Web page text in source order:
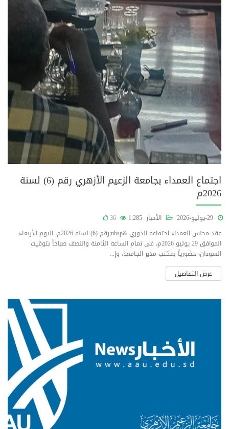
اجتماع العمداء بجامعة الزعيم الأزهري رقم (6) لسنة
2026م
الأخبار 1,285
36
عقد مجلس العمداء اجتماعه الدوري &nbsp;رقم (6) لسنة 2026م، اليوم الأربعاء
الموافق 29 يوليو 2026م، في تمام الساعة الثامنة والنصف صباحاً بتوقيت
السودان، حضورياً بمكتب مدير الجامعة، وإ...
عرض التفاصيل